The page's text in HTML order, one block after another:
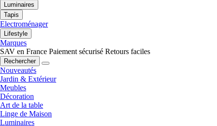
Luminaires
Tapis
Electroménager
Lifestyle
Marques
SAV en France Paiement sécurisé Retours faciles
Rechercher
Nouveautés
Jardin & Extérieur
Meubles
Décoration
Art de la table
Linge de Maison
Luminaires